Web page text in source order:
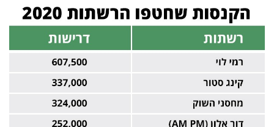
פעולה
דרושים
ניוזלטרים